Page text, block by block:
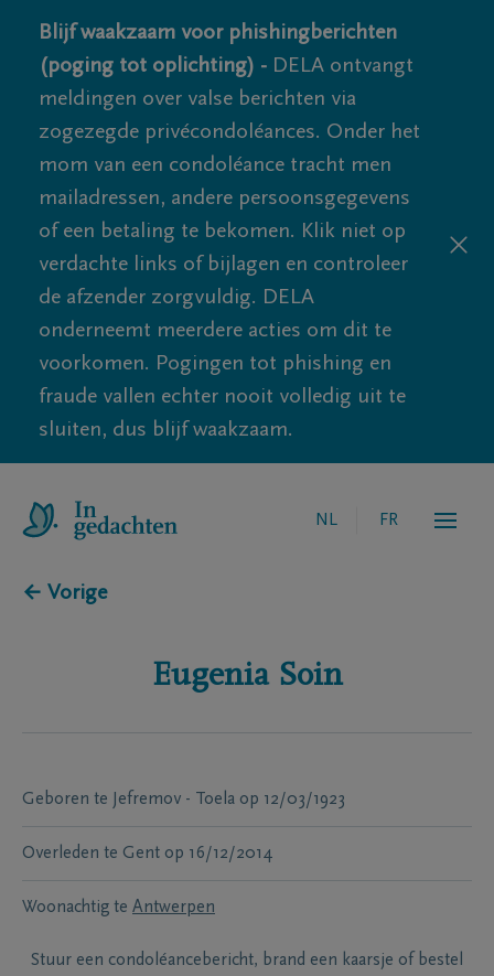
Blijf waakzaam voor phishingberichten
(poging tot oplichting) - DELA ontvangt
meldingen over valse berichten via
zogezegde privécondoléances. Onder het
mom van een condoléance tracht men
mailadressen, andere persoonsgegevens
of een betaling te bekomen. Klik niet op
verdachte links of bijlagen en controleer
de afzender zorgvuldig. DELA
onderneemt meerdere acties om dit te
voorkomen. Pogingen tot phishing en
fraude vallen echter nooit volledig uit te
sluiten, dus blijf waakzaam.
NL FR
← Vorige
Eugenia Soin
Geboren te Jefremov - Toela op 12/03/1923
Overleden te Gent op 16/12/2014
Woonachtig te Antwerpen
Stuur een condoléancebericht, brand een kaarsje of bestel